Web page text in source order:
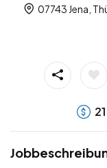
07743 Jena,
21